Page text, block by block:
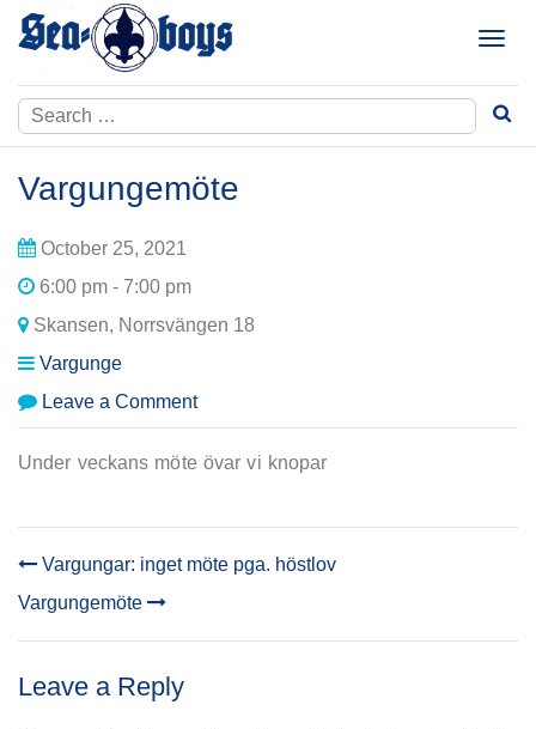
Skip
T
g
l
Search
for:
Vargungemöte
October 25, 2021
6:00 pm - 7:00 pm
Skansen, Norrsvängen 18
Vargunge
Leave a Commenton
Vargungemöte
Under veckans möte övar vi knopar
POST
NAVIGATION
Vargungar: inget möte pga. höstlov
Vargungemöte
Leave a Reply